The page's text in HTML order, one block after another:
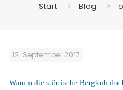
Start Blog
12. September 2017
Warum die störrische Bergkuh